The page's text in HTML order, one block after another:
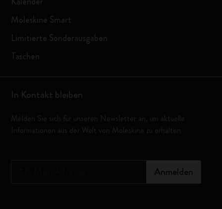
Moleskine Smart
Limitierte Sonderausgaben
Taschen
In Kontakt bleiben
Melden Sie sich für unseren Newsletter an, um aktuelle
Informationen aus der Welt von Moleskine zu erhalten
Anmelden